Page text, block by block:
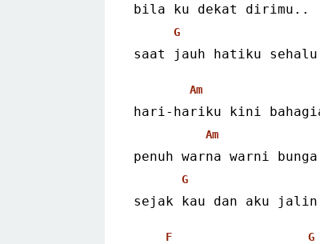
bila ku dekat dirimu..
G
saat jauh hatiku
Am
hari-hariku kini
Am
penuh warna warni
G
sejak kau dan aku jalin
F G